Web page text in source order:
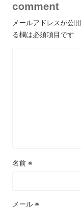
comment
メールアドレスが公
る欄は必須項目です
名前 ※
メール ※